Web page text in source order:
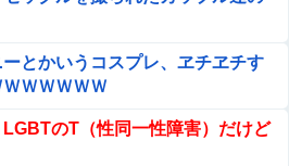
大級の”水かけ祭り”フェスでお
つのに母の再婚相手が納骨してく
お金がない」私「それなら私
ん！」と追い出された
ｗｗｗｗｗｗｗｗｗ （※画像
ーとかいうコスプレ、ヱチヱチす
ＷＷＷＷＷ
LGBTのT（性同一性障害）だけど